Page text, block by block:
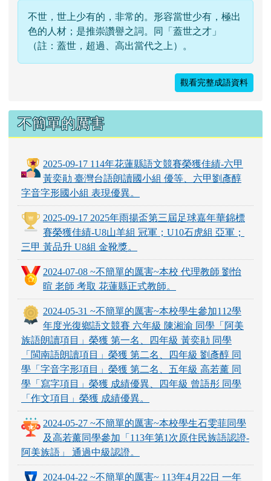
不世，世上少有的，非常的。形容當世少有，極出
色的人材；是推崇讚譽之詞。同「蓋世之才」
（註：蓋世，超過、高出當代之上）。
觀看完整成語資料
不簡單的厲害
2025-09-17 114年花蓮縣語文競賽榮獲佳績-六甲
黃奕勛 臺灣台語朗讀國小組 優等、六甲劉彥醇
字音字形國小組 表現優異。
2025-09-17 2025年雨揚盃第三屆足球嘉年華錦標
賽榮獲佳績-U8山羊組 冠軍；U10石虎組 亞軍；
三甲 黃品升 U8組 金靴獎。
2024-07-08 ~不簡單的厲害~本校 代理教師 劉怡
暄 老師 考取 花蓮縣正式教師。
2024-05-31 ~不簡單的厲害~本校學生參加112學
年度光復鄉語文競賽 六年級 陳湘渝 同學「阿美
族語朗讀項目」榮獲 第一名、四年級 黃奕勛 同學
「閩南語朗讀項目」榮獲 第二名、四年級 劉彥醇 同
學「字音字形項目」榮獲 第二名、五年級 高若薰 同
學「寫字項目」榮獲 成績優異、四年級 曾語彤 同學
「作文項目」榮獲 成績優異。
2024-05-27 ~不簡單的厲害~本校學生石雯菲同學
及高若薰同學參加「113年第1次原住民族語認證-
阿美族語」 通過中級認證。
2024-04-22 ~不簡單的厲害~ 113年4月22日 一年